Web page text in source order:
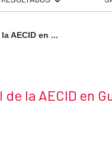
AECID en ...
la AECID en